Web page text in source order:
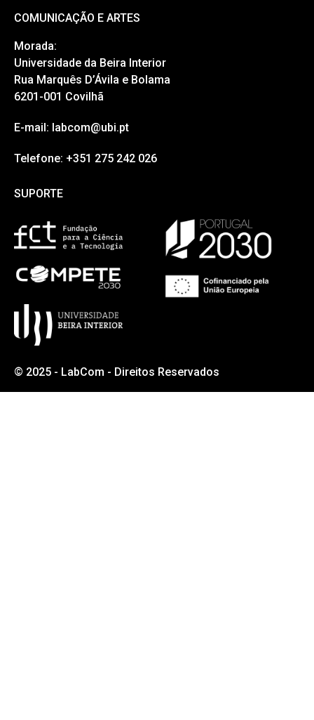
COMUNICAÇÃO E ARTES
Morada:
Universidade da Beira Interior
Rua Marquês D’Ávila e Bolama
6201-001 Covilhã
E-mail: labcom@ubi.pt
Telefone: +351 275 242 026
SUPORTE
© 2025 - LabCom - Direitos Reservados